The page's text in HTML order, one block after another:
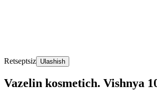
Retseptsiz Ulashish
Vazelin kosmetich. Vishnya